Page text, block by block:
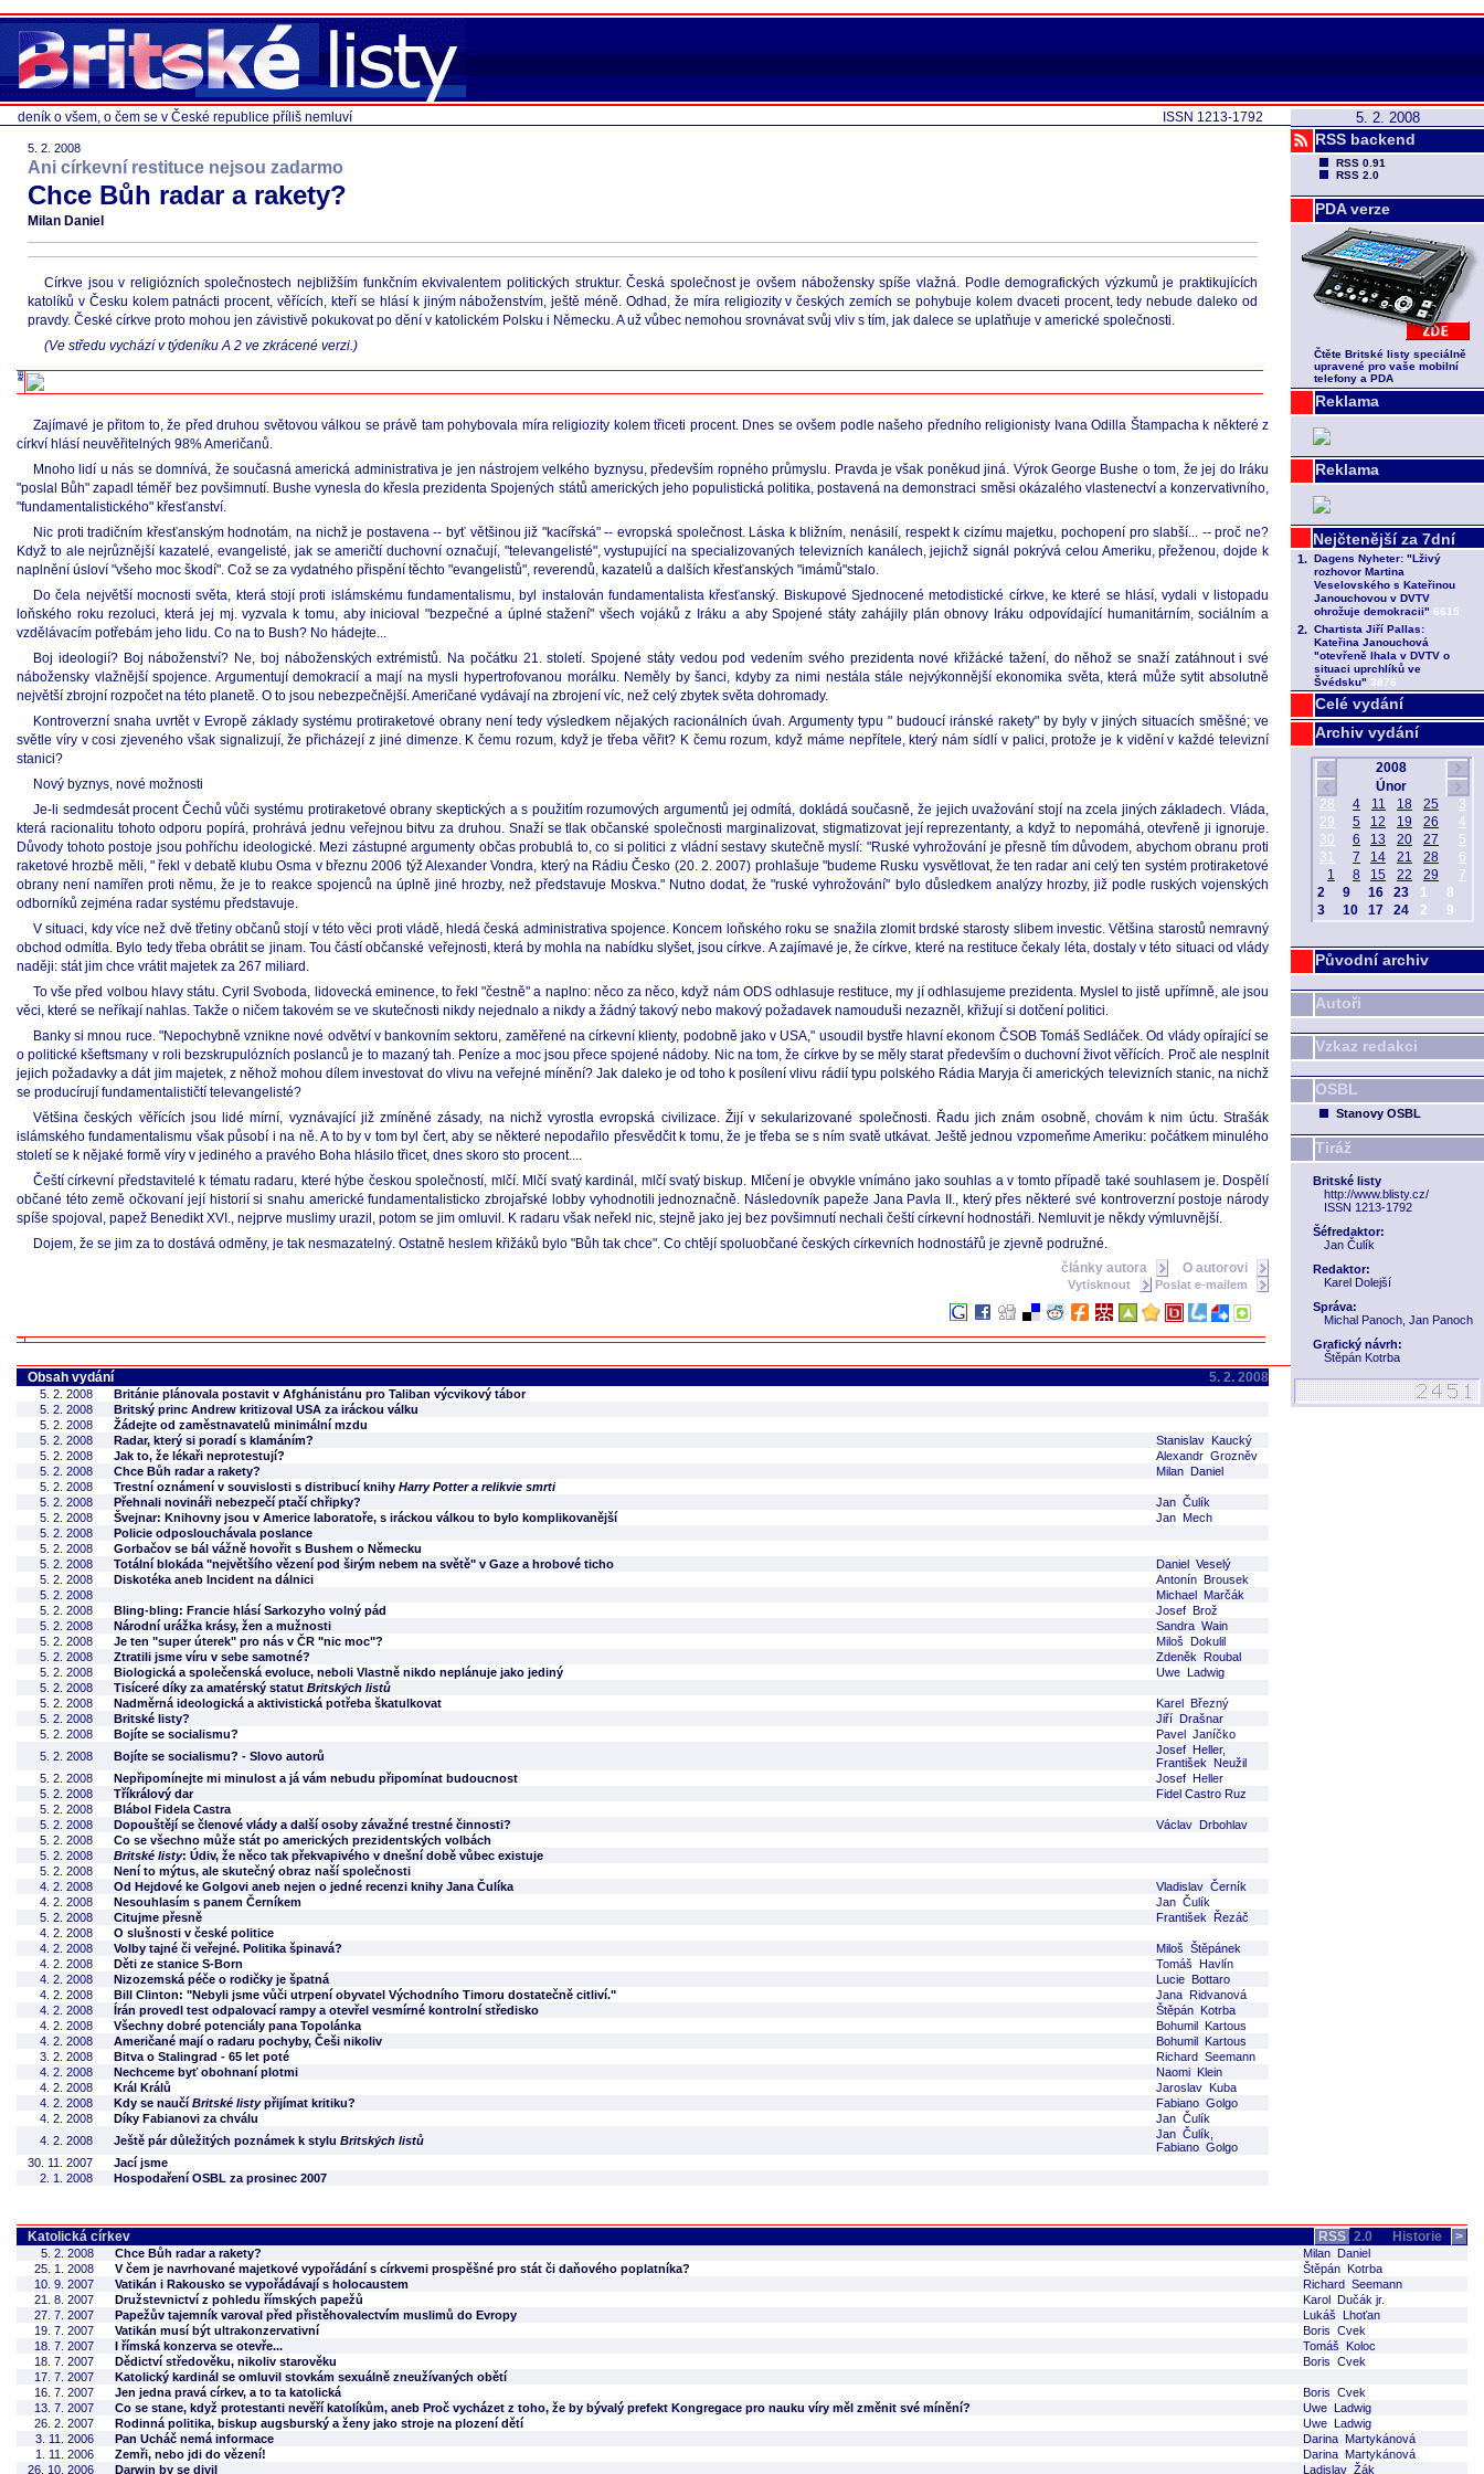
5. 2. 2008
RSS backend
RSS 0.91
RSS 2.0
PDA verze
Čtěte Britské listy speciálně
upravené pro vaše mobilní
telefony a PDA
Reklama
Reklama
Celé vydání
Archiv vydání
Původní archiv
Autoři
Vzkaz redakci
OSBL
Stanovy OSBL
Tiráž
Britské listy
http://www.blisty.cz/
ISSN 1213-1792
Šéfredaktor:
Jan Čulík
Redaktor:
Karel Dolejší
Správa:
Michal Panoch, Jan Panoch
Grafický návrh:
Štěpán Kotrba
ISSN 1213-1792
deník o všem, o čem se v České republice příliš nemluví
5. 2. 2008
Ani církevní restituce nejsou zadarmo
Chce Bůh radar a rakety?
Milan Daniel
Církve jsou v religiózních společnostech nejbližším funkčním ekvivalentem politických struktur. Česká společnost je ovšem nábožensky spíše vlažná. Podle demografických výzkumů je praktikujících
katolíků v Česku kolem patnácti procent, věřících, kteří se hlásí k jiným náboženstvím, ještě méně. Odhad, že míra religiozity v českých zemích se pohybuje kolem dvaceti procent, tedy nebude daleko od
pravdy. České církve proto mohou jen závistivě pokukovat po dění v katolickém Polsku i Německu. A už vůbec nemohou srovnávat svůj vliv s tím, jak dalece se uplatňuje v americké společnosti.
(Ve středu vychází v týdeníku A 2 ve zkrácené verzi.)
Zajímavé je přitom to, že před druhou světovou válkou se právě tam pohybovala míra religiozity kolem třiceti procent. Dnes se ovšem podle našeho předního religionisty Ivana Odilla Štampacha k některé z
církví hlásí neuvěřitelných 98% Američanů.
Mnoho lidí u nás se domnívá, že současná americká administrativa je jen nástrojem velkého byznysu, především ropného průmyslu. Pravda je však poněkud jiná. Výrok George Bushe o tom, že jej do Iráku
"poslal Bůh" zapadl téměř bez povšimnutí. Bushe vynesla do křesla prezidenta Spojených států amerických jeho populistická politika, postavená na demonstraci směsi okázalého vlastenectví a konzervativního,
"fundamentalistického" křesťanství.
Nic proti tradičním křesťanským hodnotám, na nichž je postavena -- byť většinou již "kacířská" -- evropská společnost. Láska k bližním, nenásilí, respekt k cizímu majetku, pochopení pro slabší... -- proč ne?
Když to ale nejrůznější kazatelé, evangelisté, jak se američtí duchovní označují, "televangelisté", vystupující na specializovaných televizních kanálech, jejichž signál pokrývá celou Ameriku, přeženou, dojde k
naplnění úsloví "všeho moc škodí". Což se za vydatného přispění těchto "evangelistů", reverendů, kazatelů a dalších křesťanských "imámů"stalo.
Do čela největší mocnosti světa, která stojí proti islámskému fundamentalismu, byl instalován fundamentalista křesťanský. Biskupové Sjednocené metodistické církve, ke které se hlásí, vydali v listopadu
loňského roku rezoluci, která jej mj. vyzvala k tomu, aby inicioval "bezpečné a úplné stažení" všech vojáků z Iráku a aby Spojené státy zahájily plán obnovy Iráku odpovídající humanitárním, sociálním a
vzdělávacím potřebám jeho lidu. Co na to Bush? No hádejte...
Boj ideologií? Boj náboženství? Ne, boj náboženských extrémistů. Na počátku 21. století. Spojené státy vedou pod vedením svého prezidenta nové křižácké tažení, do něhož se snaží zatáhnout i své
nábožensky vlažnější spojence. Argumentují demokracií a mají na mysli hypertrofovanou morálku. Neměly by šanci, kdyby za nimi nestála stále nejvýkonnější ekonomika světa, která může sytit absolutně
největší zbrojní rozpočet na této planetě. O to jsou nebezpečnější. Američané vydávají na zbrojení víc, než celý zbytek světa dohromady.
Kontroverzní snaha uvrtět v Evropě základy systému protiraketové obrany není tedy výsledkem nějakých racionálních úvah. Argumenty typu " budoucí iránské rakety" by byly v jiných situacích směšné; ve
světle víry v cosi zjeveného však signalizují, že přicházejí z jiné dimenze. K čemu rozum, když je třeba věřit? K čemu rozum, když máme nepřítele, který nám sídlí v palici, protože je k vidění v každé televizní
stanici?
Nový byznys, nové možnosti
Je-li sedmdesát procent Čechů vůči systému protiraketové obrany skeptických a s použitím rozumových argumentů jej odmítá, dokládá současně, že jejich uvažování stojí na zcela jiných základech. Vláda,
která racionalitu tohoto odporu popírá, prohrává jednu veřejnou bitvu za druhou. Snaží se tlak občanské společnosti marginalizovat, stigmatizovat její reprezentanty, a když to nepomáhá, otevřeně ji ignoruje.
Důvody tohoto postoje jsou pohříchu ideologické. Mezi zástupné argumenty občas probublá to, co si politici z vládní sestavy skutečně myslí: "Ruské vyhrožování je přesně tím důvodem, abychom obranu proti
raketové hrozbě měli, " řekl v debatě klubu Osma v březnu 2006 týž Alexander Vondra, který na Rádiu Česko (20. 2. 2007) prohlašuje "budeme Rusku vysvětlovat, že ten radar ani celý ten systém protiraketové
obrany není namířen proti němu, že je to reakce spojenců na úplně jiné hrozby, než představuje Moskva." Nutno dodat, že "ruské vyhrožování" bylo důsledkem analýzy hrozby, již podle ruských vojenských
odborníků zejména radar systému představuje.
V situaci, kdy více než dvě třetiny občanů stojí v této věci proti vládě, hledá česká administrativa spojence. Koncem loňského roku se snažila zlomit brdské starosty slibem investic. Většina starostů nemravný
obchod odmítla. Bylo tedy třeba obrátit se jinam. Tou částí občanské veřejnosti, která by mohla na nabídku slyšet, jsou církve. A zajímavé je, že církve, které na restituce čekaly léta, dostaly v této situaci od vlády
naději: stát jim chce vrátit majetek za 267 miliard.
To vše před volbou hlavy státu. Cyril Svoboda, lidovecká eminence, to řekl "čestně" a naplno: něco za něco, když nám ODS odhlasuje restituce, my jí odhlasujeme prezidenta. Myslel to jistě upřímně, ale jsou
věci, které se neříkají nahlas. Takže o ničem takovém se ve skutečnosti nikdy nejednalo a nikdy a žádný takový nebo makový požadavek namouduši nezazněl, křižují si dotčení politici.
Banky si mnou ruce. "Nepochybně vznikne nové odvětví v bankovním sektoru, zaměřené na církevní klienty, podobně jako v USA," usoudil bystře hlavní ekonom ČSOB Tomáš Sedláček. Od vlády opírající se
o politické kšeftsmany v roli bezskrupulózních poslanců je to mazaný tah. Peníze a moc jsou přece spojené nádoby. Nic na tom, že církve by se měly starat především o duchovní život věřících. Proč ale nesplnit
jejich požadavky a dát jim majetek, z něhož mohou dílem investovat do vlivu na veřejné mínění? Jak daleko je od toho k posílení vlivu rádií typu polského Rádia Maryja či amerických televizních stanic, na nichž
se producírují fundamentalističtí televangelisté?
Většina českých věřících jsou lidé mírní, vyznávající již zmíněné zásady, na nichž vyrostla evropská civilizace. Žijí v sekularizované společnosti. Řadu jich znám osobně, chovám k nim úctu. Strašák
islámského fundamentalismu však působí i na ně. A to by v tom byl čert, aby se některé nepodařilo přesvědčit k tomu, že je třeba se s ním svatě utkávat. Ještě jednou vzpomeňme Ameriku: počátkem minulého
století se k nějaké formě víry v jediného a pravého Boha hlásilo třicet, dnes skoro sto procent....
Čeští církevní představitelé k tématu radaru, které hýbe českou společností, mlčí. Mlčí svatý kardinál, mlčí svatý biskup. Mlčení je obvykle vnímáno jako souhlas a v tomto případě také souhlasem je. Dospělí
občané této země očkovaní její historií si snahu americké fundamentalisticko zbrojařské lobby vyhodnotili jednoznačně. Následovník papeže Jana Pavla II., který přes některé své kontroverzní postoje národy
spíše spojoval, papež Benedikt XVI., nejprve muslimy urazil, potom se jim omluvil. K radaru však neřekl nic, stejně jako jej bez povšimnutí nechali čeští církevní hodnostáři. Nemluvit je někdy výmluvnější.
Dojem, že se jim za to dostává odměny, je tak nesmazatelný. Ostatně heslem křižáků bylo "Bůh tak chce". Co chtějí spoluobčané českých církevních hodnostářů je zjevně podružné.
články autora
O autorovi
Vytisknout Poslat e-mailem
Obsah vydání 5. 2. 2008
5. 2. 2008
Británie plánovala postavit v Afghánistánu pro Taliban výcvikový tábor
5. 2. 2008
Britský princ Andrew kritizoval USA za iráckou válku
5. 2. 2008
Žádejte od zaměstnavatelů minimální mzdu
5. 2. 2008
Radar, který si poradí s klamáním?
Stanislav Kaucký
5. 2. 2008
Jak to, že lékaři neprotestují?
Alexandr Grozněv
5. 2. 2008
Chce Bůh radar a rakety?
Milan Daniel
5. 2. 2008
Trestní oznámení v souvislosti s distribucí knihy Harry Potter a relikvie smrti
5. 2. 2008
Přehnali novináři nebezpečí ptačí chřipky?
Jan Čulík
5. 2. 2008
Švejnar: Knihovny jsou v Americe laboratoře, s iráckou válkou to bylo komplikovanější
Jan Mech
5. 2. 2008
Policie odposlouchávala poslance
5. 2. 2008
Gorbačov se bál vážně hovořit s Bushem o Německu
5. 2. 2008
Totální blokáda "největšího vězení pod širým nebem na světě" v Gaze a hrobové ticho
Daniel Veselý
5. 2. 2008
Diskotéka aneb Incident na dálnici
Antonín Brousek
5. 2. 2008
Michael Marčák
5. 2. 2008
Bling-bling: Francie hlásí Sarkozyho volný pád
Josef Brož
5. 2. 2008
Národní urážka krásy, žen a mužnosti
Sandra Wain
5. 2. 2008
Je ten "super úterek" pro nás v ČR "nic moc"?
Miloš Dokulil
5. 2. 2008
Ztratili jsme víru v sebe samotné?
Zdeněk Roubal
5. 2. 2008
Biologická a společenská evoluce, neboli Vlastně nikdo neplánuje jako jediný
Uwe Ladwig
5. 2. 2008
Tisíceré díky za amatérský statut Britských listů
5. 2. 2008
Nadměrná ideologická a aktivistická potřeba škatulkovat
Karel Březný
5. 2. 2008
Britské listy?
Jiří Drašnar
5. 2. 2008
Bojíte se socialismu?
Pavel Janíčko
5. 2. 2008
Bojíte se socialismu? - Slovo autorů
Josef Heller,
František Neužil
5. 2. 2008
Nepřipomínejte mi minulost a já vám nebudu připomínat budoucnost
Josef Heller
5. 2. 2008
Tříkrálový dar
Fidel Castro Ruz
5. 2. 2008
Blábol Fidela Castra
5. 2. 2008
Dopouštějí se členové vlády a další osoby závažné trestné činnosti?
Václav Drbohlav
5. 2. 2008
Co se všechno může stát po amerických prezidentských volbách
5. 2. 2008
Britské listy: Údiv, že něco tak překvapivého v dnešní době vůbec existuje
5. 2. 2008
Není to mýtus, ale skutečný obraz naší společnosti
4. 2. 2008
Od Hejdové ke Golgovi aneb nejen o jedné recenzi knihy Jana Čulíka
Vladislav Černík
4. 2. 2008
Nesouhlasím s panem Černíkem
Jan Čulík
5. 2. 2008
Citujme přesně
František Řezáč
4. 2. 2008
O slušnosti v české politice
4. 2. 2008
Volby tajné či veřejné. Politika špinavá?
Miloš Štěpánek
4. 2. 2008
Děti ze stanice S-Born
Tomáš Havlín
4. 2. 2008
Nizozemská péče o rodičky je špatná
Lucie Bottaro
4. 2. 2008
Bill Clinton: "Nebyli jsme vůči utrpení obyvatel Východního Timoru dostatečně citliví."
Jana Ridvanová
4. 2. 2008
Írán provedl test odpalovací rampy a otevřel vesmírné kontrolní středisko
Štěpán Kotrba
4. 2. 2008
Všechny dobré potenciály pana Topolánka
Bohumil Kartous
4. 2. 2008
Američané mají o radaru pochyby, Češi nikoliv
Bohumil Kartous
3. 2. 2008
Bitva o Stalingrad - 65 let poté
Richard Seemann
4. 2. 2008
Nechceme byť obohnaní plotmi
Naomi Klein
4. 2. 2008
Král Králů
Jaroslav Kuba
4. 2. 2008
Kdy se naučí Britské listypřijímat kritiku?
Fabiano Golgo
4. 2. 2008
Díky Fabianovi za chválu
Jan Čulík
4. 2. 2008
Ještě pár důležitých poznámek k stylu Britských listů
Jan Čulík,
Fabiano Golgo
30. 11. 2007
Jací jsme
2. 1. 2008
Hospodaření OSBL za prosinec 2007
Katolická církev RSS 2.0 Historie >
5. 2. 2008 Chce Bůh radar a rakety?
Milan Daniel
25. 1. 2008
V čem je navrhované majetkové vypořádání s církvemi prospěšné pro stát či daňového poplatníka?
Štěpán Kotrba
10. 9. 2007
Vatikán i Rakousko se vypořádávají s holocaustem
Richard Seemann
21. 8. 2007
Družstevnictví z pohledu římských papežů
Karol Dučák jr.
27. 7. 2007
Papežův tajemník varoval před přistěhovalectvím muslimů do Evropy
Lukáš Lhoťan
19. 7. 2007
Vatikán musí být ultrakonzervativní
Boris Cvek
18. 7. 2007
I římská konzerva se otevře...
Tomáš Koloc
18. 7. 2007
Dědictví středověku, nikoliv starověku
Boris Cvek
17. 7. 2007
Katolický kardinál se omluvil stovkám sexuálně zneužívaných obětí
16. 7. 2007
Jen jedna pravá církev, a to ta katolická
Boris Cvek
13. 7. 2007
Co se stane, když protestanti nevěří katolíkům, aneb Proč vycházet z toho, že by bývalý prefekt Kongregace pro nauku víry měl změnit své mínění?
Uwe Ladwig
26. 2. 2007
Rodinná politika, biskup augsburský a ženy jako stroje na plození dětí
Uwe Ladwig
3. 11. 2006
Pan Ucháč nemá informace
Darina Martykánová
1. 11. 2006
Zemři, nebo jdi do vězení!
Darina Martykánová
26. 10. 2006
Darwin by se divil Ladislav Žák